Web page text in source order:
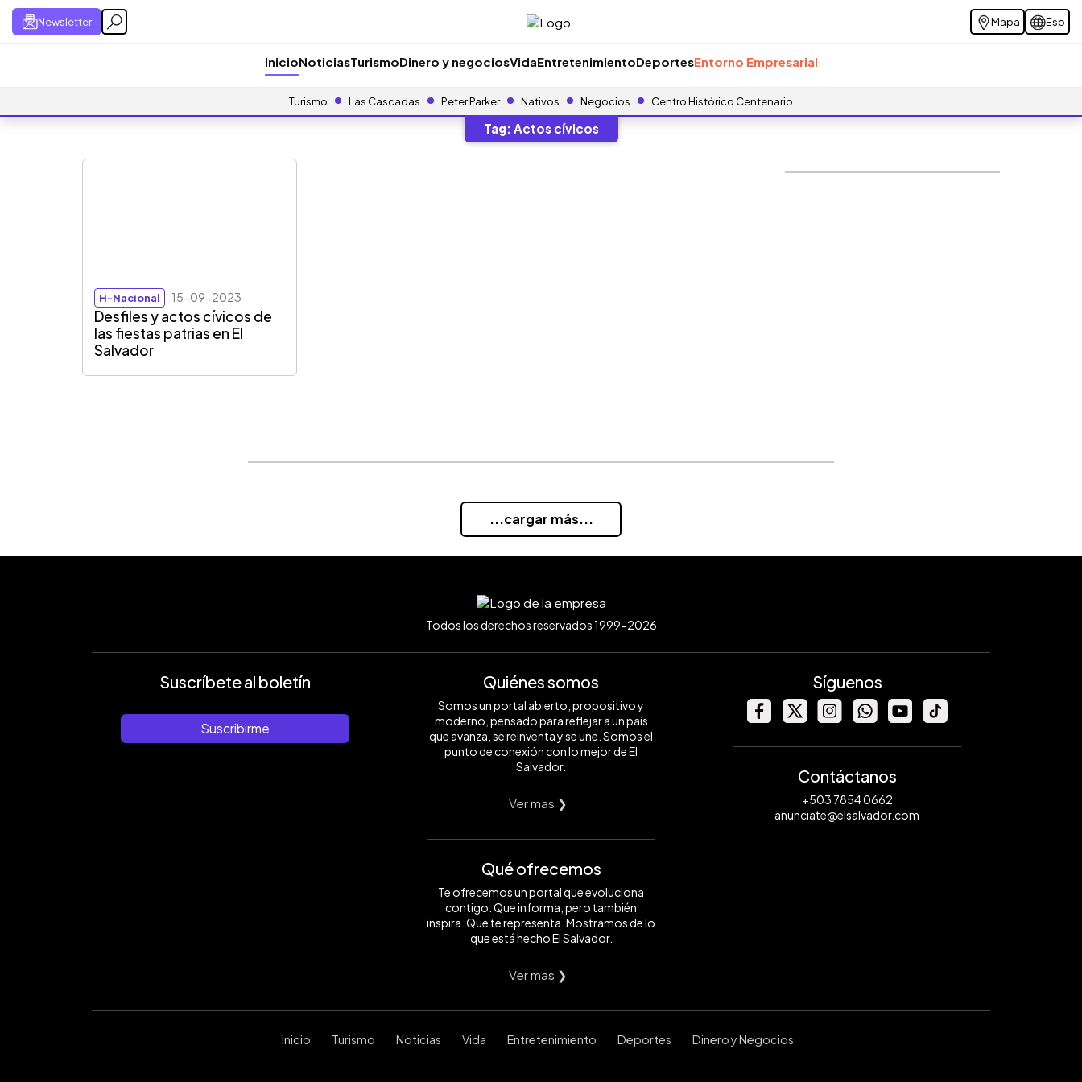
Newsletter Mapa Esp
InicioNoticiasTurismoDinero y negociosVidaEntretenimientoDeportesEntorno Empresarial
Turismo Las Cascadas Peter Parker Nativos Negocios Centro Histórico Centenario
Tag: Actos cívicos
H-Nacional 15-09-2023
Desfiles y actos cívicos de
las fiestas patrias en El
Salvador
...cargar más...
Todos los derechos reservados 1999-2026
Suscríbete al boletín
Suscribirme
Quiénes somos
Somos un portal abierto, propositivo y
moderno, pensado para reflejar a un país
que avanza, se reinventa y se une. Somos el
punto de conexión con lo mejor de El
Salvador.
Ver mas ❯
Qué ofrecemos
Te ofrecemos un portal que evoluciona
contigo. Que informa, pero también
inspira. Que te representa. Mostramos de lo
que está hecho El Salvador.
Ver mas ❯
Síguenos
Contáctanos
+503 7854 0662
anunciate@elsalvador.com
Inicio Turismo Noticias Vida Entretenimiento Deportes Dinero y Negocios